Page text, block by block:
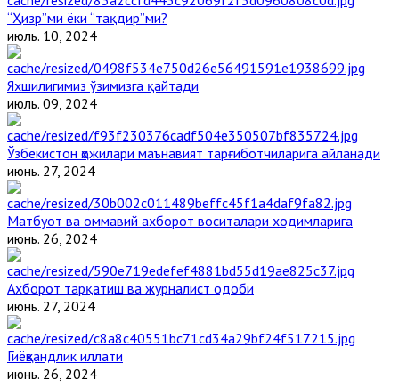
“Ҳизр”ми ёки “тақдир”ми?
июль. 10, 2024
Яхшилигимиз ўзимизга қайтади
июль. 09, 2024
Ўзбекистон ҳожилари маънавият тарғиботчиларига айланади
июнь. 27, 2024
Матбуот ва оммавий ахборот воситалари ходимларига
июнь. 26, 2024
Ахборот тарқатиш ва журналист одоби
июнь. 27, 2024
Гиёҳвандлик иллати
июнь. 26, 2024